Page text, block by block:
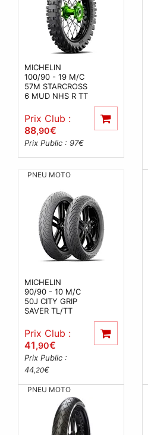
MICHELIN
100/90 - 19 M/C
57M STARCROSS
6 MUD NHS R TT
Prix Club :
88,90€
Prix Public : 97€
PNEU MOTO
MICHELIN
90/90 - 10 M/C
50J CITY GRIP
SAVER TL/TT
Prix Club :
41,90€
Prix Public :
44,20€
PNEU MOTO